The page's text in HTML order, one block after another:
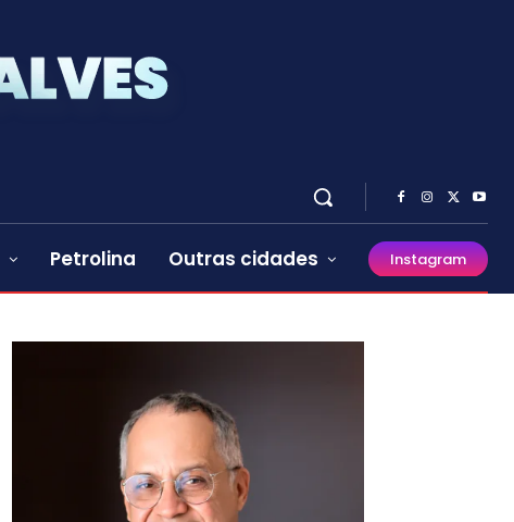
Petrolina Outras cidades Instagram